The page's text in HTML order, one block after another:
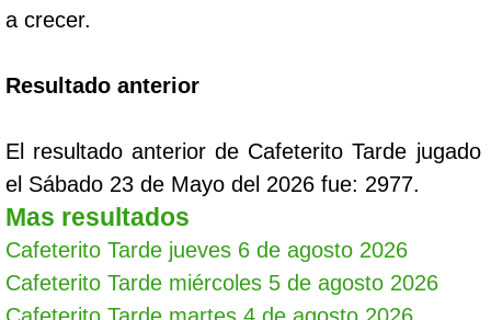
a crecer.
Resultado anterior
El resultado anterior de Cafeterito Tarde jugado
el Sábado 23 de Mayo del 2026 fue: 2977.
Mas resultados
Cafeterito Tarde jueves 6 de agosto 2026
Cafeterito Tarde miércoles 5 de agosto 2026